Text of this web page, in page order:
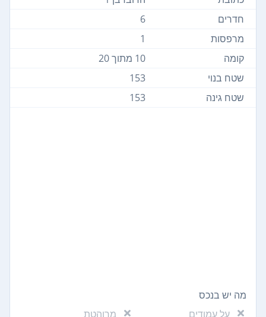
חדרים
6
מרפסות
1
קומה
10 מתוך 20
שטח בנוי
153
שטח גינה
153
מה יש בנכס
על עמודים
מרוהטת